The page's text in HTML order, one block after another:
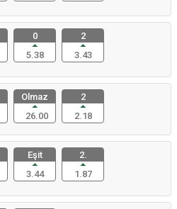
0
5.38
2
3.43
Olmaz
26.00
2
2.18
Eşit
3.44
2.
1.87